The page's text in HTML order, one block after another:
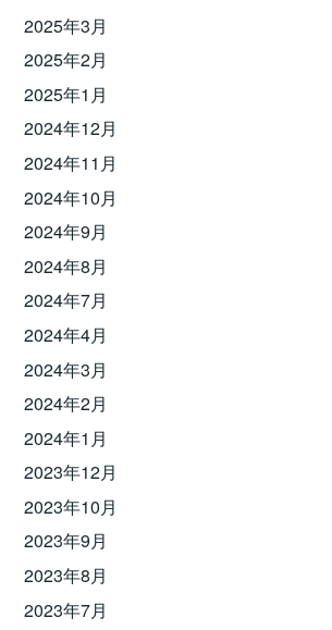
2025年3月
2025年2月
2025年1月
2024年12月
2024年11月
2024年10月
2024年9月
2024年8月
2024年7月
2024年4月
2024年3月
2024年2月
2024年1月
2023年12月
2023年10月
2023年9月
2023年8月
2023年7月